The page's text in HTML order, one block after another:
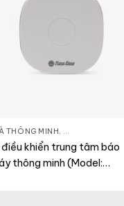
THÔNG MINH, THIẾT BỊ
điều khiển trung tâm báo
thông minh (Model: